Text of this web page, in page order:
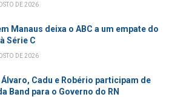
DE 2026
Manaus deixa o ABC a um empate do
Série C
DE 2026
Cadu e Robério participam de
Band para o Governo do RN